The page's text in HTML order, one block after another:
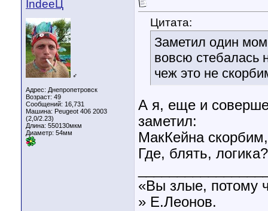
IndeeЦ
♂
Адрес: Днепропетровск
Возраст: 49
Сообщений: 16,731
Машина: Peugeot 406 2003
(2,0/2.23)
Длина: 550130мкм
Диаметр: 54мм
Цитата:
Заметил один
вовсю стебалась
чеж это не
А я, еще и
заметил:
МакКейна
Где, блять,
«Вы злые, потому
» Е.Леонов.